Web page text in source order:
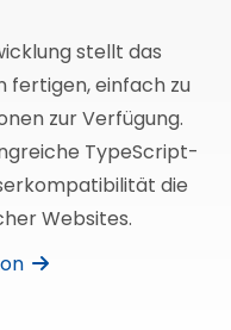
stellt das
fertigen, einfach zu
zur Verfügung.
TypeScript-
die
Websites.